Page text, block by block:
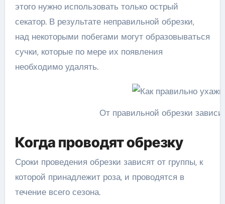
этого нужно использовать только острый
секатор. В результате неправильной обрезки,
над некоторыми побегами могут образовываться
сучки, которые по мере их появления
необходимо удалять.
От правильной обрезки
Когда проводят обрезку
Сроки проведения обрезки зависят от группы, к
которой принадлежит роза, и проводятся в
течение всего сезона.